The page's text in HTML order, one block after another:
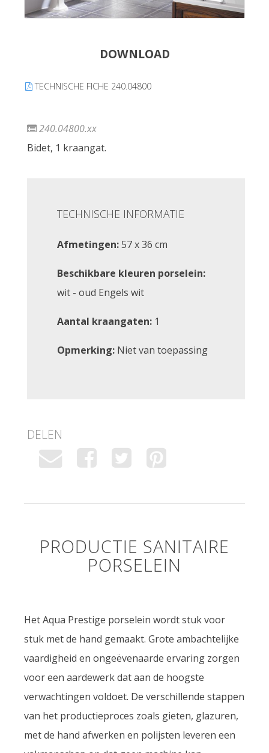
DOWNLOAD
TECHNISCHE FICHE 240.04800
240.04800.xx
Bidet, 1 kraangat.
TECHNISCHE INFORMATIE
Afmetingen:57 x 36 cm
Beschikbare kleuren porselein:
wit - oud Engels wit
Aantal kraangaten: 1
Opmerking: Niet van toepassing
DELEN
PRODUCTIE SANITAIRE
PORSELEIN
Het Aqua Prestige porselein wordt stuk voor
stuk met de hand gemaakt. Grote ambachtelijke
vaardigheid en ongeëvenaarde ervaring zorgen
voor een aardewerk dat aan de hoogste
verwachtingen voldoet. De verschillende stappen
van het productieproces zoals gieten, glazuren,
met de hand afwerken en polijsten leveren een